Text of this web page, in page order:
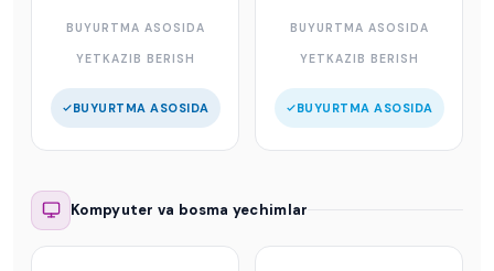
BUYURTMA ASOSIDA
YETKAZIB BERISH
BUYURTMA ASOSIDA
BUYURTMA ASOSIDA
YETKAZIB BERISH
BUYURTMA ASOSIDA
Kompyuter va bosma yechimlar